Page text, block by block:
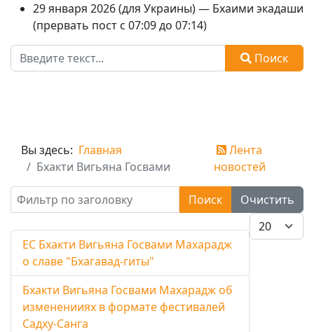
29 января 2026 (для Украины) — Бхаими экадаши
(прервать пост с 07:09 до 07:14)
Поиск
Поиск
Вы здесь: Главная
Бхакти Вигьяна Госвами
Лента
новостей
Фильтр по заголовку
Поиск
Очистить
Кол-во
EC Бхакти Вигьяна Госвами Махарадж
о славе "Бхагавад-гиты"
Бхакти Вигьяна Госвами Махарадж об
измененииях в формате фестивалей
Садху-Санга